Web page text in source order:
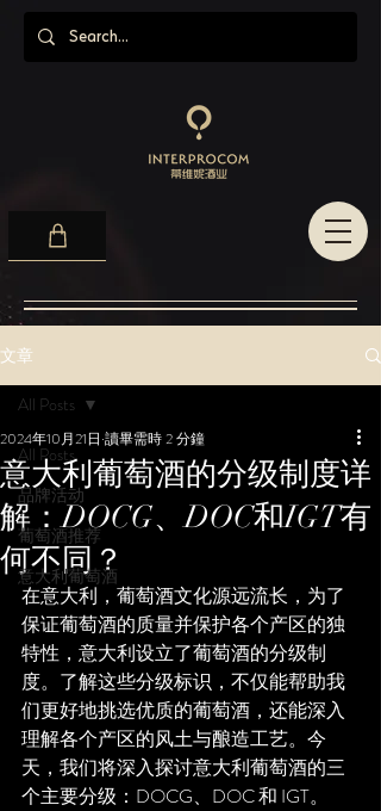
文章
All Posts
品牌活动
葡萄酒推荐
意大利葡萄酒
All Posts
意大利葡萄酒的分级制度详
解：DOCG、DOC和IGT有
何不同？
2024年10月21日 讀畢需時 2 分鐘
在意大利，葡萄酒文化源远流长，为了
保证葡萄酒的质量并保护各个产区的独
特性，意大利设立了葡萄酒的分级制
度。了解这些分级标识，不仅能帮助我
们更好地挑选优质的葡萄酒，还能深入
理解各个产区的风土与酿造工艺。今
天，我们将深入探讨意大利葡萄酒的三
个主要分级：DOCG、DOC 和 IGT。